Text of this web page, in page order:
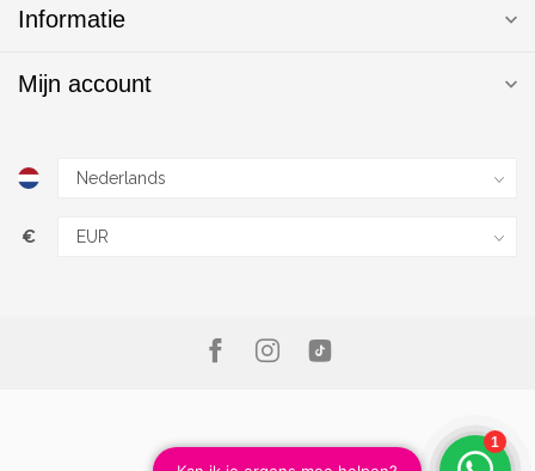
Informatie
Mijn account
€